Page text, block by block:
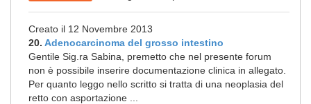
Creato il 12 Novembre 2013
20. Adenocarcinoma del grosso intestino
Gentile Sig.ra Sabina, premetto che nel presente forum
non è possibile inserire documentazione clinica in allegato.
Per quanto leggo nello scritto si tratta di una neoplasia del
retto con asportazione ...